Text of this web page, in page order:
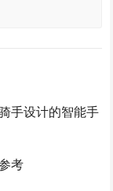
手设计的智能手
考